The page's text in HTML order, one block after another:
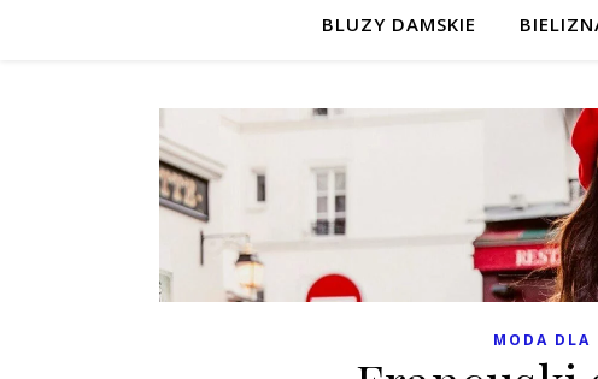
BLUZY DAMSKIE
MODA DLA